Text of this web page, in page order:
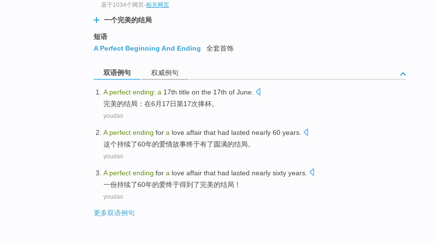
基于1034个网页-相关网页
一个完美的结局
短语
A Perfect Beginning And Ending
全套首饰
双语例句 权威例句
A perfect ending: a 17th title on the 17th of June
完美的结局 ： 在6月 17日第17次捧杯。
youdao
A perfect ending for a love affair that had lasted nearly 60 years
这个持续了60年的爱情故事终于有了圆满的结局。
youdao
A perfect ending for a love affair that had lasted nearly sixty years
一份持续了60年的爱终于得到了完美的结局 ！
youdao
更多双语例句